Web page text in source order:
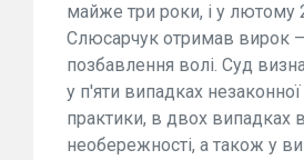
майже три роки, і у лютому
Слюсарчук отримав вирок
позбавлення волі. Суд
у п'яти випадках
практики, в двох випадках
необережності, а також у